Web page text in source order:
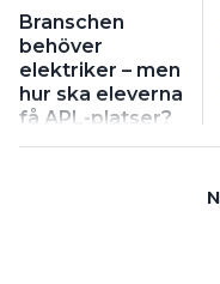
Branschen
behöver
elektriker – men
hur ska eleverna
få APL-platser?